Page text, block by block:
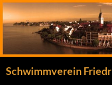
Zum
Inhalt
springen
Schwimmverein